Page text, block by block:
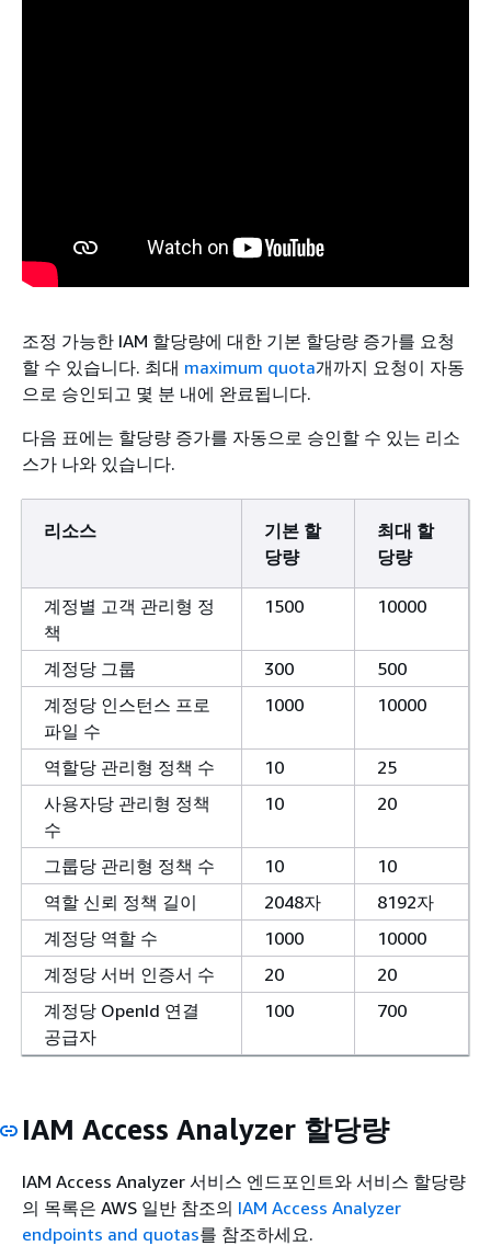
조정 가능한 IAM 할당량에 대한 기본 할당량 증가를 요청
할 수 있습니다. 최대 maximum quota개까지 요청이 자동
으로 승인되고 몇 분 내에 완료됩니다.
다음 표에는 할당량 증가를 자동으로 승인할 수 있는 리소
스가 나와 있습니다.
리소스
기본 할
당량
최대 할
당량
계정별 고객 관리형 정
책
1500 10000
계정당 그룹 300
500
계정당 인스턴스 프로
파일 수
1000 10000
역할당 관리형 정책 수 10
25
사용자당 관리형 정책
수
10 20
그룹당 관리형 정책 수 10
10
역할 신뢰 정책 길이
2048자
8192자
계정당 역할 수
1000
10000
계정당 서버 인증서 수
20
20
계정당 OpenId 연결
공급자
100 700
IAM Access Analyzer 할당량
IAM Access Analyzer 서비스 엔드포인트와 서비스 할당량
의 목록은 AWS 일반 참조의 IAM Access Analyzer
endpoints and quotas를 참조하세요.